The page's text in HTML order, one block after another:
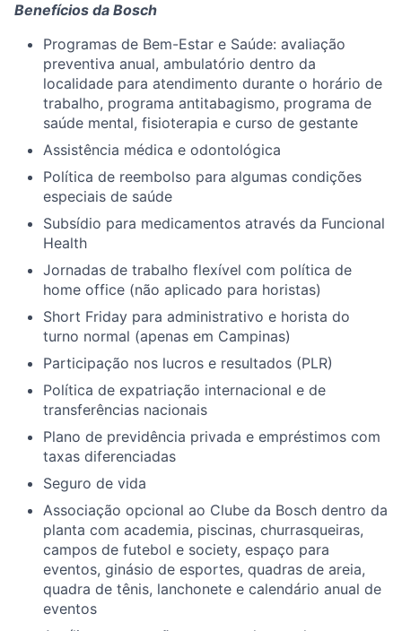
Benefícios da Bosch
Programas de Bem-Estar e Saúde: avaliação
preventiva anual, ambulatório dentro da
localidade para atendimento durante o horário de
trabalho, programa antitabagismo, programa de
saúde mental, fisioterapia e curso de gestante
Assistência médica e odontológica
Política de reembolso para algumas condições
especiais de saúde
Subsídio para medicamentos através da Funcional
Health
Jornadas de trabalho flexível com política de
home office (não aplicado para horistas)
Short Friday para administrativo e horista do
turno normal (apenas em Campinas)
Participação nos lucros e resultados (PLR)
Política de expatriação internacional e de
transferências nacionais
Plano de previdência privada e empréstimos com
taxas diferenciadas
Seguro de vida
Associação opcional ao Clube da Bosch dentro da
planta com academia, piscinas, churrasqueiras,
campos de futebol e society, espaço para
eventos, ginásio de esportes, quadras de areia,
quadra de tênis, lanchonete e calendário anual de
eventos